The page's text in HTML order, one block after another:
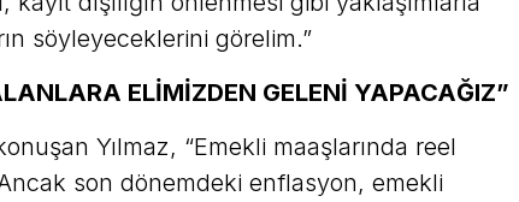
söyleyeceklerini görelim.”
ELİMİZDEN GELENİ YAPACAĞIZ”
Yılmaz, “Emekli maaşlarında reel
son dönemdeki enflasyon, emekli